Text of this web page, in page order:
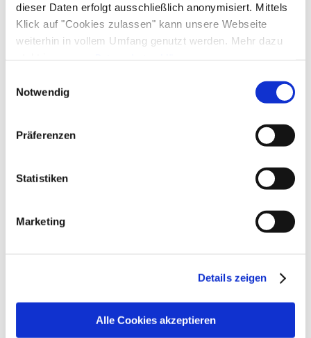
dieser Daten erfolgt ausschließlich anonymisiert. Mittels
Klick auf "Cookies zulassen" kann unsere Webseite
weiterhin in vollem Umfang genutzt werden. Mehr dazu
steht in unserer Datenschutzerklärung.
gelistet.
Notwendig
Präferenzen
Statistiken
Marketing
Details zeigen
Alle Cookies akzeptieren